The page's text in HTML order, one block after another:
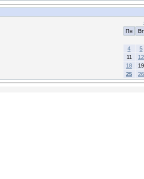
Пн
Вт
4
5
11
12
18
19
25
26